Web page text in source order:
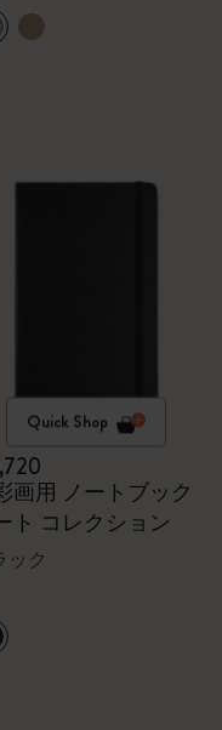
Quick Shop
画用 ノートブック
ト コレクション
ック